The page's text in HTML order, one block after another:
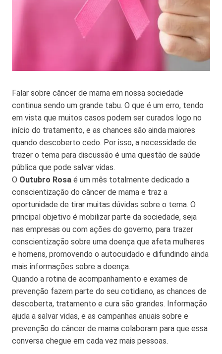
Falar sobre câncer de mama em nossa sociedade
continua sendo um grande tabu. O que é um erro, tendo
em vista que muitos casos podem ser curados logo no
início do tratamento, e as chances são ainda maiores
quando descoberto cedo. Por isso, a necessidade de
trazer o tema para discussão é uma questão de saúde
pública que pode salvar vidas.
O Outubro Rosa é um mês totalmente dedicado a
conscientização do câncer de mama e traz a
oportunidade de tirar muitas dúvidas sobre o tema. O
principal objetivo é mobilizar parte da sociedade, seja
nas empresas ou com ações do governo, para trazer
conscientização sobre uma doença que afeta mulheres
e homens, promovendo o autocuidado e difundindo ainda
mais informações sobre a doença.
Quando a rotina de acompanhamento e exames de
prevenção fazem parte do seu cotidiano, as chances de
descoberta, tratamento e cura são grandes. Informação
ajuda a salvar vidas, e as campanhas anuais sobre e
prevenção do câncer de mama colaboram para que essa
conversa chegue em cada vez mais pessoas.